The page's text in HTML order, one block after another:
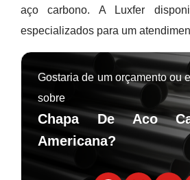
aço carbono. A Luxfer
especializados para um
Gostaria de um orçamento ou
sobre
Chapa De Aco
Americana?